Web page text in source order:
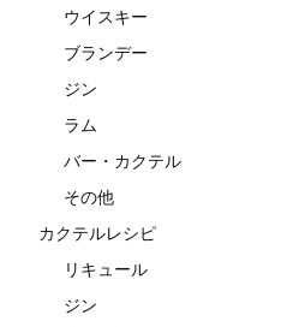
ウイスキー
ブランデー
ジン
ラム
バー・カクテル
その他
カクテルレシピ
リキュール
ジン